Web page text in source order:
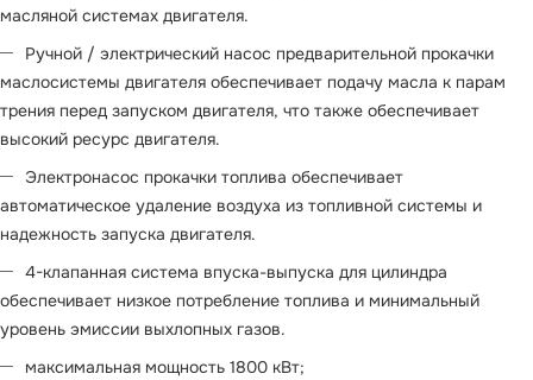
масляной системах двигателя.
Ручной / электрический насос предварительной прокачки
маслосистемы двигателя обеспечивает подачу масла к парам
трения перед запуском двигателя, что также обеспечивает
высокий ресурс двигателя.
Электронасос прокачки топлива обеспечивает
автоматическое удаление воздуха из топливной системы и
надежность запуска двигателя.
4-клапанная система впуска-выпуска для цилиндра
обеспечивает низкое потребление топлива и минимальный
уровень эмиссии выхлопных газов.
максимальная мощность 1800 кВт;